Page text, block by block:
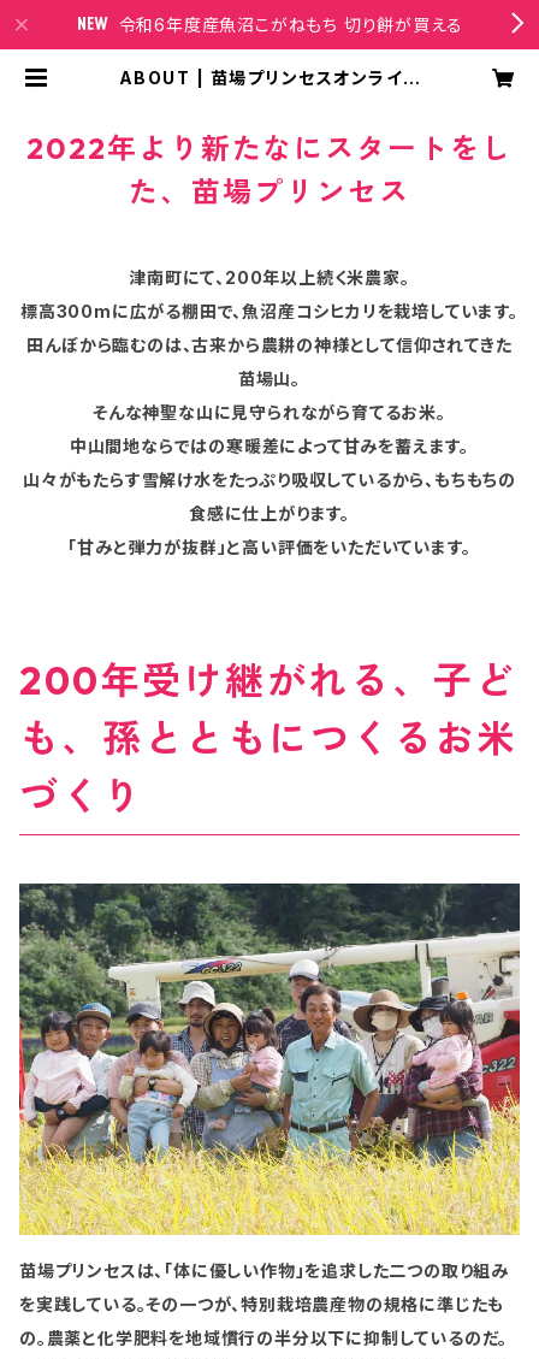
令和6年度産魚沼こがねもち 切り餅が買える
ABOUT | 苗場プリンセスオンライン
2022年より新たなにスタートをし
た、苗場プリンセス
津南町にて、200年以上続く米農家。
標高300mに広がる棚田で、魚沼産コシヒカリを栽培しています。
田んぼから臨むのは、古来から農耕の神様として信仰されてきた
苗場山。
そんな神聖な山に見守られながら育てるお米。
中山間地ならではの寒暖差によって甘みを蓄えます。
山々がもたらす雪解け水をたっぷり吸収しているから、もちもちの
食感に仕上がります。
「甘みと弾力が抜群」と高い評価をいただいています。
200年受け継がれる、子ど
も、孫とともにつくるお米
づくり
苗場プリンセスは、「体に優しい作物」を追求した二つの取り組み
を実践している。その一つが、特別栽培農産物の規格に準じたも
の。農薬と化学肥料を地域慣行の半分以下に抑制しているのだ。